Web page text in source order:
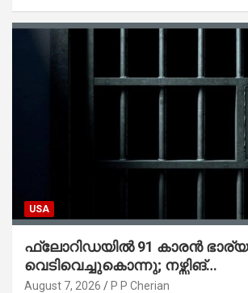
USA
ഫ്ലോറിഡയിൽ 91 കാരൻ
വെടിവെച്ചുകൊന്നു; നഴ്സിങ്
ഹോമിലാക്കില്ലെന്ന് നൽകിയ
August 7, 2026 P P Cherian